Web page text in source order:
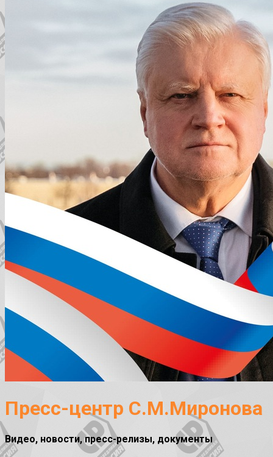
Пресс-центр С.М.Миронова
Видео, новости, пресс-релизы, документы